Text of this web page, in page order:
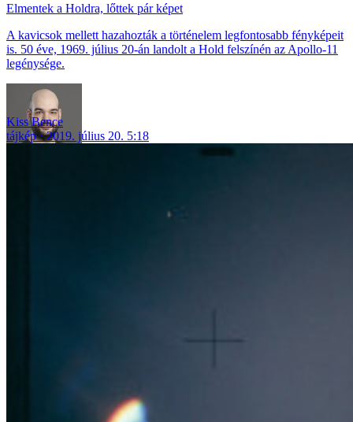
Elmentek a Holdra, lőttek pár képet
A kavicsok mellett hazahozták a történelem legfontosabb fényképeit
is. 50 éve, 1969. július 20-án landolt a Hold felszínén az Apollo-11
legénysége.
Kiss Bence
tájkép
2019. július 20. 5:18